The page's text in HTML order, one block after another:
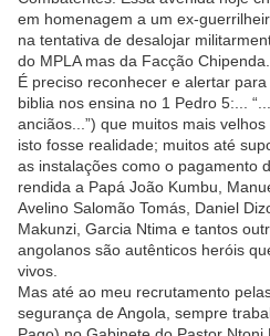
em homenagem a um ex-
na tentativa de desalojar
do MPLA mas da Facção Chipenda.
É preciso reconhecer e alertar
biblia nos ensina no 1 Pedro 5:...
anciãos...”) que muitos mais
isto fosse realidade; muitos até
as instalações como o pagamento
rendida a Papá João Kumbu,
Avelino Salomão Tomás, Daniel
Makunzi, Garcia Ntima e tantos
angolanos são autênticos heróis
vivos.
Mas até ao meu recrutamento
segurança de Angola, sempre